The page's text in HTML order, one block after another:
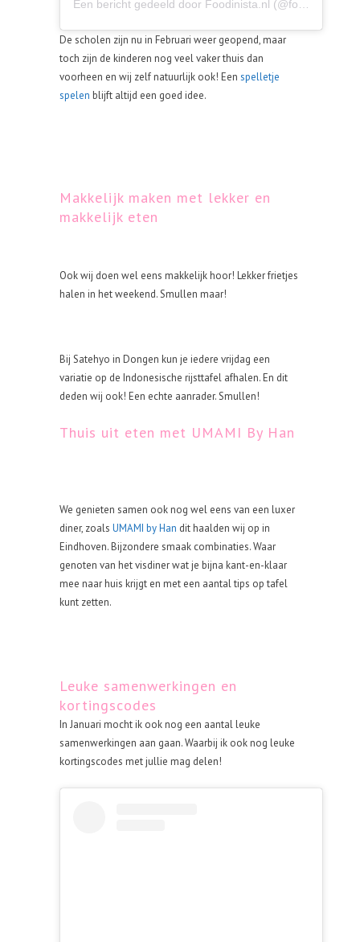
De scholen zijn nu in Februari weer geopend, maar
toch zijn de kinderen nog veel vaker thuis dan
voorheen en wij zelf natuurlijk ook! Een spelletje
spelen blijft altijd een goed idee.
Makkelijk maken met lekker en
makkelijk eten
Ook wij doen wel eens makkelijk hoor! Lekker frietjes
halen in het weekend. Smullen maar!
Bij Satehyo in Dongen kun je iedere vrijdag een
variatie op de Indonesische rijsttafel afhalen. En dit
deden wij ook! Een echte aanrader. Smullen!
Thuis uit eten met UMAMI By Han
We genieten samen ook nog wel eens van een luxer
diner, zoals UMAMI by Han dit haalden wij op in
Eindhoven. Bijzondere smaak combinaties. Waar
genoten van het visdiner wat je bijna kant-en-klaar
mee naar huis krijgt en met een aantal tips op tafel
kunt zetten.
Leuke samenwerkingen en
kortingscodes
In Januari mocht ik ook nog een aantal leuke
samenwerkingen aan gaan. Waarbij ik ook nog leuke
kortingscodes met jullie mag delen!